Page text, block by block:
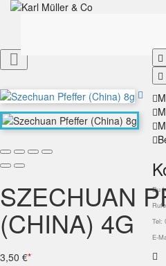
Du
Tel:
E-

SZECHUAN
(CHINA) 4G
3,50 €*